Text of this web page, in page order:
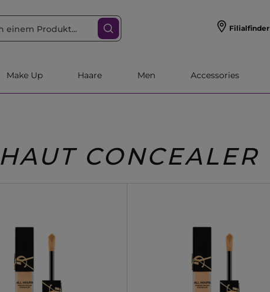
Filialfinder
Make Up Haare Men Accessories
HAUT CONCEALER